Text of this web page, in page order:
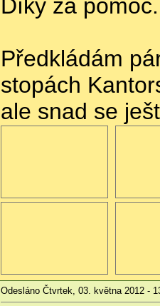
Díky za pomoc.
Předkládám
stopách
ale snad se
Odesláno Čtvrtek, 03. května 2012 -